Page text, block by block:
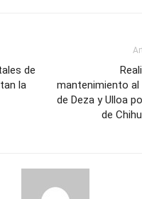
de
la
mantenimiento
de Deza y Ulloa
de